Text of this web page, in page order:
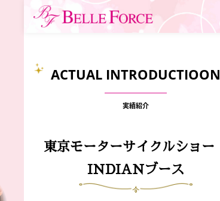
ACTUAL INTRODUCTIOON
実績紹介
東京モーターサイクルショー
INDIANブース